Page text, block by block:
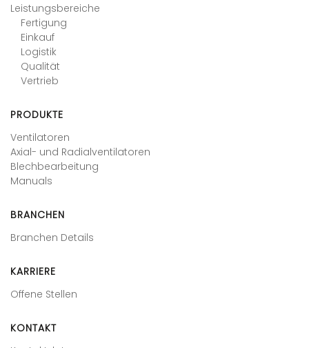
Leistungsbereiche
Fertigung
Einkauf
Logistik
Qualität
Vertrieb
PRODUKTE
Ventilatoren
Axial- und Radialventilatoren
Blechbearbeitung
Manuals
BRANCHEN
Branchen Details
KARRIERE
Offene Stellen
KONTAKT